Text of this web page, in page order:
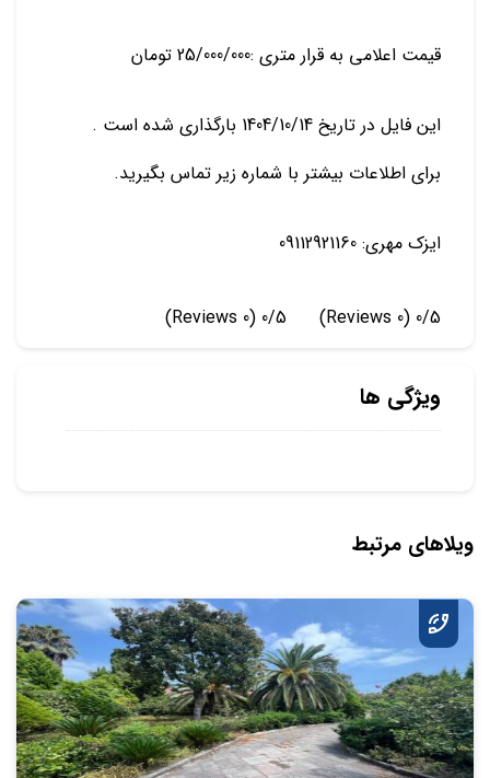
قیمت اعلامی به قرار متری :25/000/000 تومان
این فایل در تاریخ 1404/10/14 بارگذاری شده است .
برای اطلاعات بیشتر با شماره زیر تماس بگیرید.
ایزک مهری: 09112921160
0/5
(0 Reviews)
0/5
(0 Reviews)
ویژگی ها
ویلاهای مرتبط